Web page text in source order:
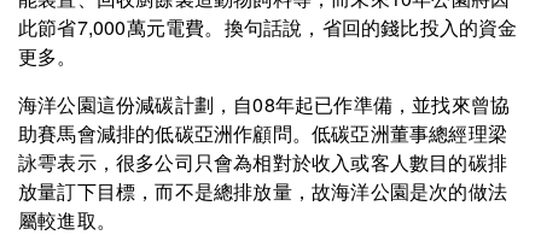
此節省7,000萬元電費。換句話說，省回的錢比投入的資金
更多。
海洋公園這份減碳計劃，自08年起已作準備，並找來曾協
助賽馬會減排的低碳亞洲作顧問。低碳亞洲董事總經理梁
詠雩表示，很多公司只會為相對於收入或客人數目的碳排
放量訂下目標，而不是總排放量，故海洋公園是次的做法
屬較進取。